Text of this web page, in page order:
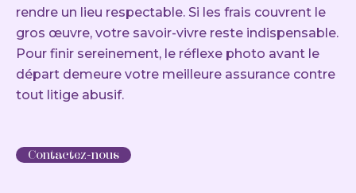
rendre un lieu respectable. Si les frais couvrent le
gros œuvre, votre savoir-vivre reste indispensable.
Pour finir sereinement, le réflexe photo avant le
départ demeure votre meilleure assurance contre
tout litige abusif.
Contactez-nous